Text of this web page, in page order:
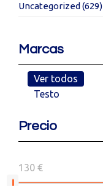
Uncategorized (629)
Marcas
Ver todos
Testo
Precio
130 €